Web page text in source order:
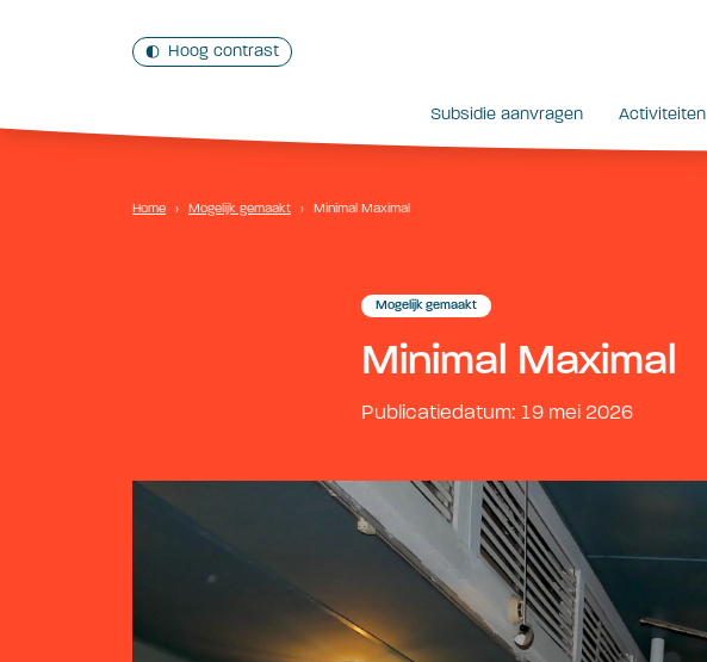
Hoog contrast
Subsidie aanvragen Activiteiten
Home › Mogelijk gemaakt › Minimal Maximal
Mogelijk gemaakt
Minimal Maximal
Publicatiedatum: 19 mei 2026